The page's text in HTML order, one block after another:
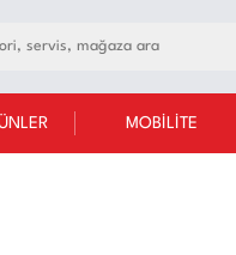
MOBİLİTE